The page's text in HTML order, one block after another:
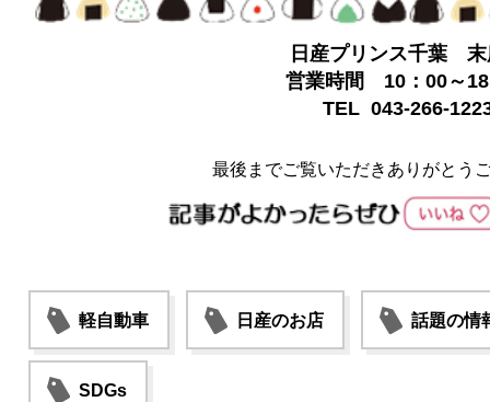
日産プリンス千葉 末
営業時間 10：00～
TEL 043-266-
最後までご覧いただきありがとう
軽自動車 日産のお店 話題の情
SDGs